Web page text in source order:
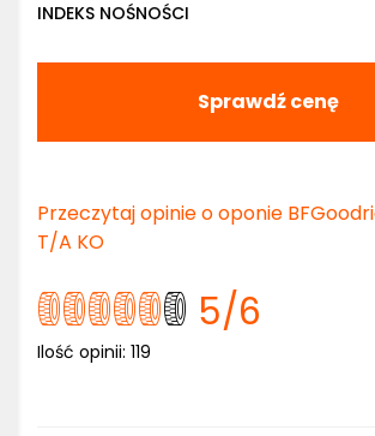
INDEKS NOŚNOŚCI
Sprawdź cenę
Przeczytaj opinie o oponie
T/A KO
5/6
Ilość opinii: 119